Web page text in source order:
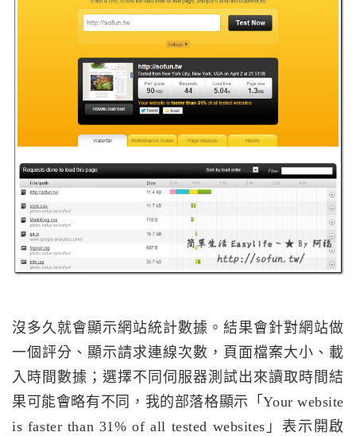
沒多久就會顯示網站統計數據。結果會針對網站做
一個評分、顯示請求連線次數，頁面檔案大小、載
入時間數據；選擇不同伺服器測試出來讀取時間結
果可能會略有不同，我的部落格顯示「Your website
is faster than 31% of all tested websites」表示開啟